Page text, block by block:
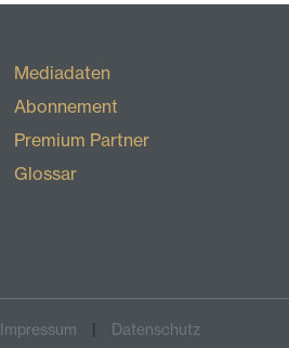
Mediadaten
Abonnement
Premium Partner
Glossar
Impressum Datenschutz